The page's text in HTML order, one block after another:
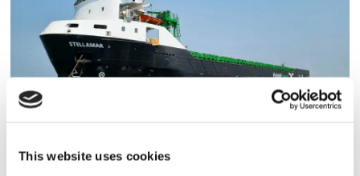
This website uses cookies
egen börsnotering